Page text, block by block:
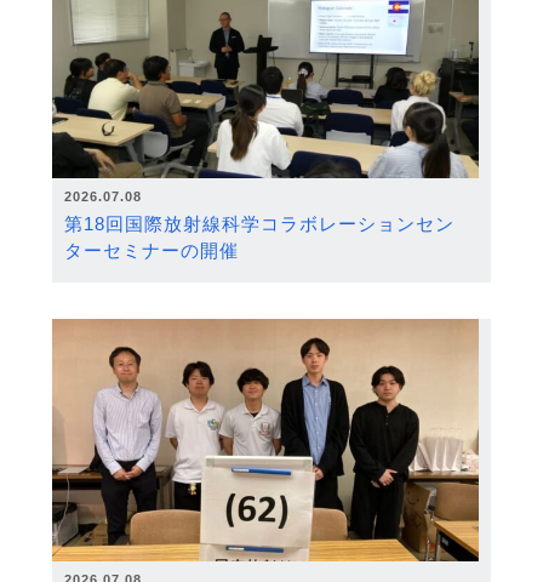
2026.07.08
第18回国際放射線科学コラボレーションセン
ターセミナーの開催